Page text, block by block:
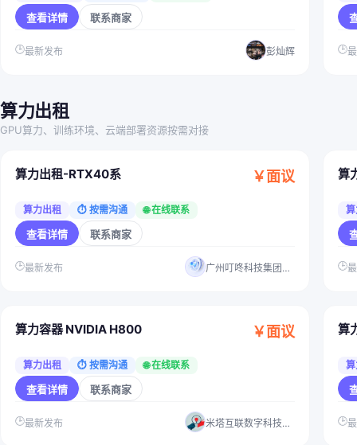
查看详情 联系商家
🕒最新发布 彭灿辉 🕒
算力出租
GPU算力、训练环境、云端部署资源按需对接
算力出租-RTX40系 ￥面议
算力出租 ⏱ 按需沟通 🌐 在线联系
查看详情 联系商家
🕒最新发布 广州叮咚科技集团有限公司
算
🕒
算力容器 NVIDIA H800 ￥面议
算力出租 ⏱ 按需沟通 🌐 在线联系
查看详情 联系商家
🕒最新发布 米塔互联数字科技（湛江）有限公司
算
🕒